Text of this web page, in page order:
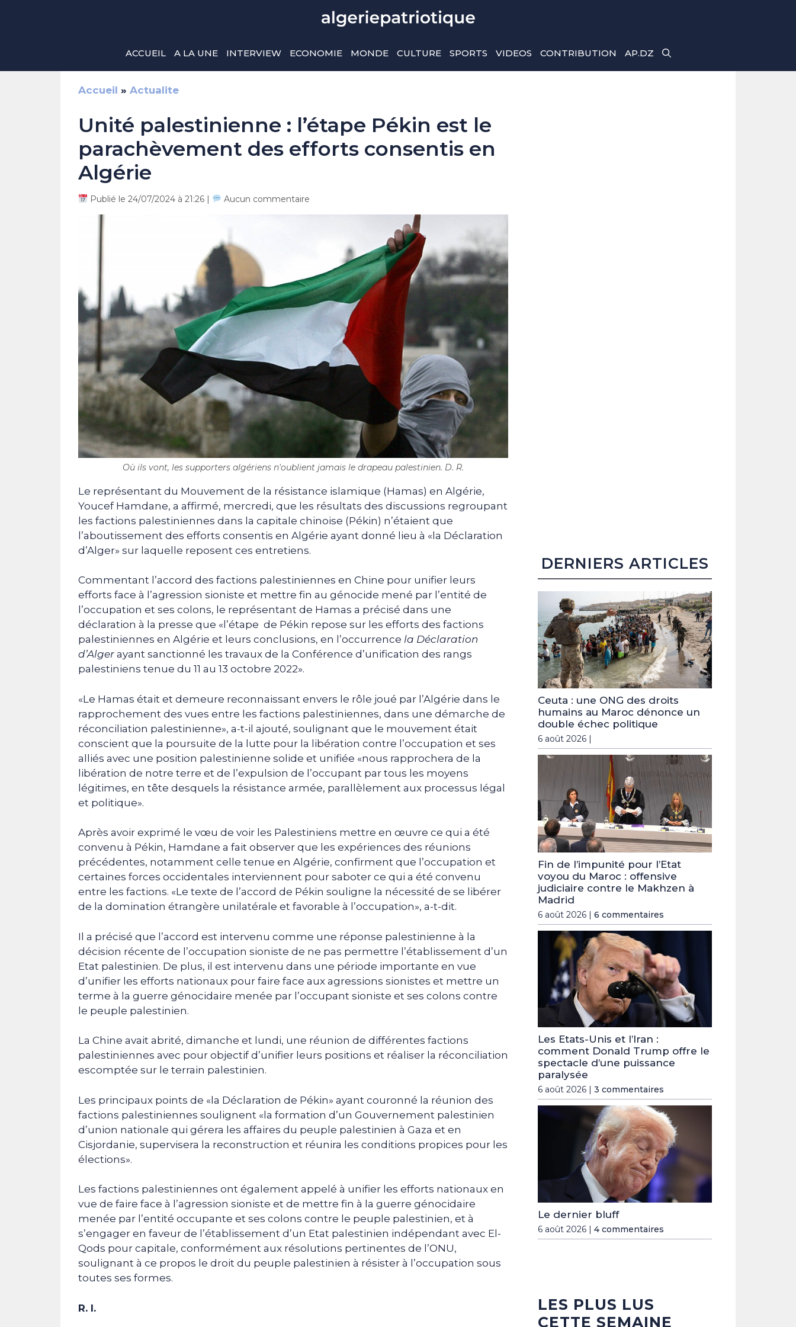
ACCUEIL A LA UNE INTERVIEW ECONOMIE MONDE CULTURE SPORTS VIDEOS CONTRIBUTION AP.DZ
Accueil » Actualite
Unité palestinienne : l’étape Pékin est le
parachèvement des efforts consentis en
Algérie
Publié le 24/07/2024 à 21:26 | Aucun commentaire
Où ils vont, les supporters algériens n'oublient jamais le drapeau palestinien. D. R.
Le représentant du Mouvement de la résistance islamique (Hamas) en Algérie,
Youcef Hamdane, a affirmé, mercredi, que les résultats des discussions regroupant
les factions palestiniennes dans la capitale chinoise (Pékin) n’étaient que
l’aboutissement des efforts consentis en Algérie ayant donné lieu à «la Déclaration
d’Alger» sur laquelle reposent ces entretiens.
Commentant l’accord des factions palestiniennes en Chine pour unifier leurs
efforts face à l’agression sioniste et mettre fin au génocide mené par l’entité de
l’occupation et ses colons, le représentant de Hamas a précisé dans une
déclaration à la presse que «l’étape de Pékin repose sur les efforts des factions
palestiniennes en Algérie et leurs conclusions, en l’occurrence la Déclaration
d’Alger ayant sanctionné les travaux de la Conférence d’unification des rangs
palestiniens tenue du 11 au 13 octobre 2022».
«Le Hamas était et demeure reconnaissant envers le rôle joué par l’Algérie dans le
rapprochement des vues entre les factions palestiniennes, dans une démarche de
réconciliation palestinienne», a-t-il ajouté, soulignant que le mouvement était
conscient que la poursuite de la lutte pour la libération contre l’occupation et ses
alliés avec une position palestinienne solide et unifiée «nous rapprochera de la
libération de notre terre et de l’expulsion de l’occupant par tous les moyens
légitimes, en tête desquels la résistance armée, parallèlement aux processus légal
et politique».
Après avoir exprimé le vœu de voir les Palestiniens mettre en œuvre ce qui a été
convenu à Pékin, Hamdane a fait observer que les expériences des réunions
précédentes, notamment celle tenue en Algérie, confirment que l’occupation et
certaines forces occidentales interviennent pour saboter ce qui a été convenu
entre les factions. «Le texte de l’accord de Pékin souligne la nécessité de se libérer
de la domination étrangère unilatérale et favorable à l’occupation», a-t-dit.
Il a précisé que l’accord est intervenu comme une réponse palestinienne à la
décision récente de l’occupation sioniste de ne pas permettre l’établissement d’un
Etat palestinien. De plus, il est intervenu dans une période importante en vue
d’unifier les efforts nationaux pour faire face aux agressions sionistes et mettre un
terme à la guerre génocidaire menée par l’occupant sioniste et ses colons contre
le peuple palestinien.
La Chine avait abrité, dimanche et lundi, une réunion de différentes factions
palestiniennes avec pour objectif d’unifier leurs positions et réaliser la réconciliation
escomptée sur le terrain palestinien.
Les principaux points de «la Déclaration de Pékin» ayant couronné la réunion des
factions palestiniennes soulignent «la formation d’un Gouvernement palestinien
d’union nationale qui gérera les affaires du peuple palestinien à Gaza et en
Cisjordanie, supervisera la reconstruction et réunira les conditions propices pour les
élections».
Les factions palestiniennes ont également appelé à unifier les efforts nationaux en
vue de faire face à l’agression sioniste et de mettre fin à la guerre génocidaire
menée par l’entité occupante et ses colons contre le peuple palestinien, et à
s’engager en faveur de l’établissement d’un Etat palestinien indépendant avec El-
Qods pour capitale, conformément aux résolutions pertinentes de l’ONU,
soulignant à ce propos le droit du peuple palestinien à résister à l’occupation sous
toutes ses formes.
R. I.
DERNIERS ARTICLES
Ceuta : une ONG des droits
humains au Maroc dénonce un
double échec politique
6 août 2026 |
Fin de l’impunité pour l’Etat
voyou du Maroc : offensive
judiciaire contre le Makhzen à
Madrid
6 août 2026 | 6 commentaires
Les Etats-Unis et l’Iran :
comment Donald Trump offre le
spectacle d’une puissance
paralysée
6 août 2026 | 3 commentaires
Le dernier bluff
6 août 2026 | 4 commentaires
LES PLUS LUS
CETTE SEMAINE